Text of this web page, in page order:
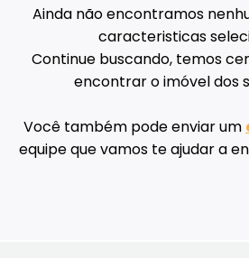
Ainda não encontramos
caracteristicas
Continue buscando, temos
encontrar o imóvel dos
Você também pode enviar um
equipe que vamos te ajudar a